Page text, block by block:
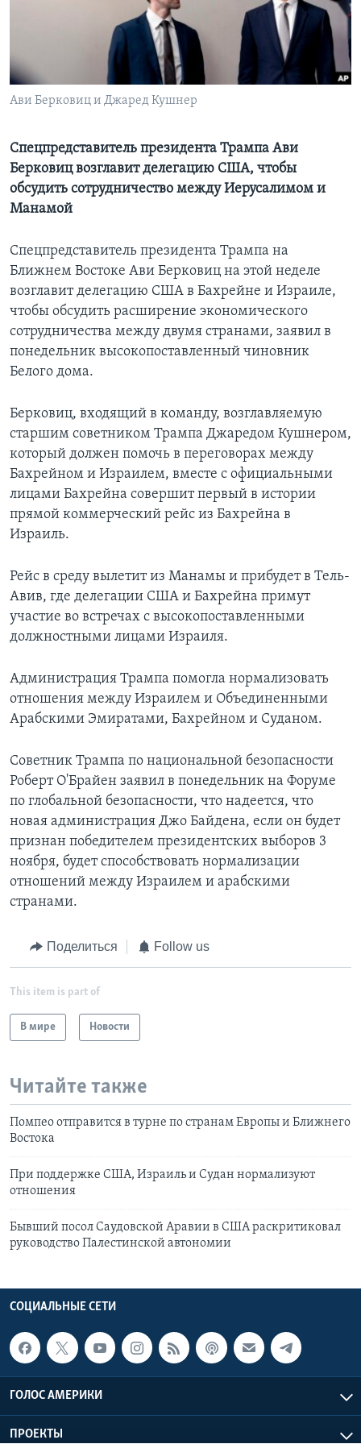
СОЦИАЛЬНЫЕ СЕТИ
Языки
Ави Берковиц и Джаред Кушнер
Спецпредставитель президента Трампа Ави
Берковиц возглавит делегацию США, чтобы
обсудить сотрудничество между Иерусалимом и
Манамой
Спецпредставитель президента Трампа на
Ближнем Востоке Ави Берковиц на этой неделе
возглавит делегацию США в Бахрейне и Израиле,
чтобы обсудить расширение экономического
сотрудничества между двумя странами, заявил в
понедельник высокопоставленный чиновник
Белого дома.
Берковиц, входящий в команду, возглавляемую
старшим советником Трампа Джаредом Кушнером,
который должен помочь в переговорах между
Бахрейном и Израилем, вместе с официальными
лицами Бахрейна совершит первый в истории
прямой коммерческий рейс из Бахрейна в
Израиль.
Рейс в среду вылетит из Манамы и прибудет в Тель-
Авив, где делегации США и Бахрейна примут
участие во встречах с высокопоставленными
должностными лицами Израиля.
Администрация Трампа помогла нормализовать
отношения между Израилем и Объединенными
Арабскими Эмиратами, Бахрейном и Суданом.
Советник Трампа по национальной безопасности
Роберт О'Брайен заявил в понедельник на Форуме
по глобальной безопасности, что надеется, что
новая администрация Джо Байдена, если он будет
признан победителем президентских выборов 3
ноября, будет способствовать нормализации
отношений между Израилем и арабскими
странами.
Поделиться Follow us
This item is part of
В мире Новости
Читайте также
Помпео отправится в турне по странам Европы и Ближнего
Востока
При поддержке США, Израиль и Судан нормализуют
отношения
Бывший посол Саудовской Аравии в США раскритиковал
руководство Палестинской автономии
СОЦИАЛЬНЫЕ СЕТИ
ГОЛОС АМЕРИКИ
ПРОЕКТЫ